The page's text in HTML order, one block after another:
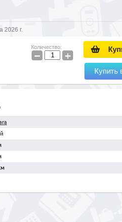
2026 г.
Количество:
− +
Купить